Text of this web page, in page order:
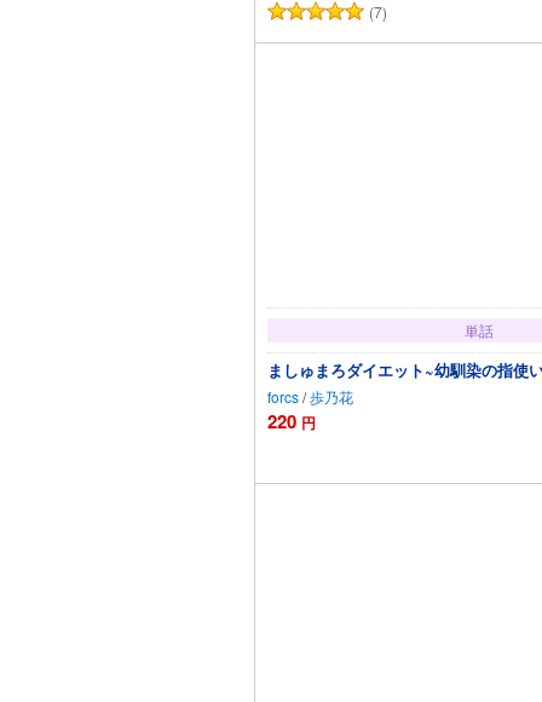
(7)
単話
ましゅまろダイエット~幼馴染の指使
forcs/歩乃花
220 円